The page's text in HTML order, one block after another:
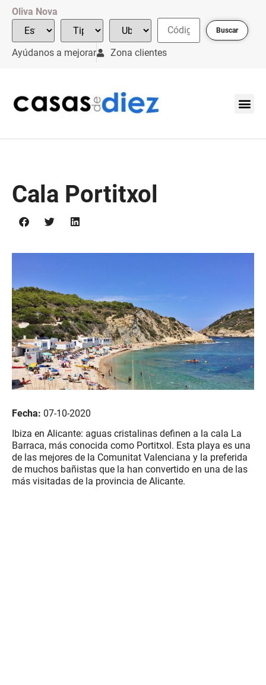
Oliva Nova
Buscar
Ayúdanos a mejorar Zona clientes
Cala Portitxol
Fecha: 07-10-2020
Ibiza en Alicante: aguas cristalinas definen a la cala La
Barraca, más conocida como Portitxol. Esta playa es una
de las mejores de la Comunitat Valenciana y la preferida
de muchos bañistas que la han convertido en una de las
más visitadas de la provincia de Alicante.